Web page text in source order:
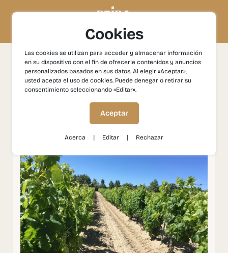
Experiencias Gastronomía y Vinos
Descubra los Vinos
y Tradiciones de Pinhel
Descubra los Vinos y
Tradiciones de Pinhel
Cookies
Las cookies se utilizan para acceder y almacenar información
en su dispositivo con el fin de ofrecerle contenidos y anuncios
personalizados basados en sus datos. Al elegir «Aceptar»,
usted acepta el uso de cookies. Puede denegar o retirar su
consentimiento seleccionando «Editar».
Aceptar
Acerca | Editar | Rechazar